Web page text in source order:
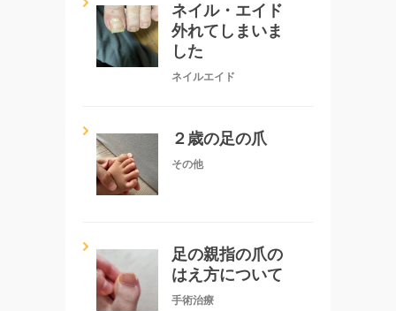
ネイル・エイド
外れてしまいま
した
ネイルエイド
２歳の足の爪
その他
足の親指の爪の
はえ方について
手術治療